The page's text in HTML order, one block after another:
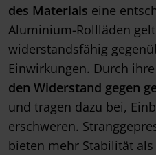
des Materials eine
Aluminium-Rollläden
widerstandsfähig
Einwirkungen. Durch
den Widerstand gegen
und tragen dazu bei,
erschweren.
bieten mehr Stabilität